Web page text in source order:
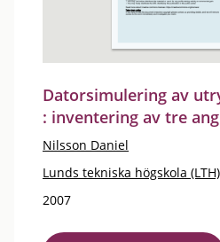
Datorsimulering av
: inventering av tre
Nilsson Daniel
Lunds tekniska högskola (LTH)
2007